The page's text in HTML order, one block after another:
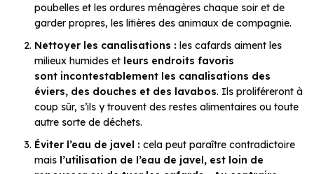
poubelles et les ordures ménagères chaque soir et de
garder propres, les litières des animaux de compagnie.
Nettoyer les canalisations : les cafards aiment les
milieux humides et leurs endroits favoris
sont incontestablement les canalisations des
éviers, des douches et des lavabos. Ils proliféreront à
coup sûr, s’ils y trouvent des restes alimentaires ou toute
autre sorte de déchets.
Éviter l’eau de javel : cela peut paraître contradictoire
mais l’utilisation de l’eau de javel, est loin de